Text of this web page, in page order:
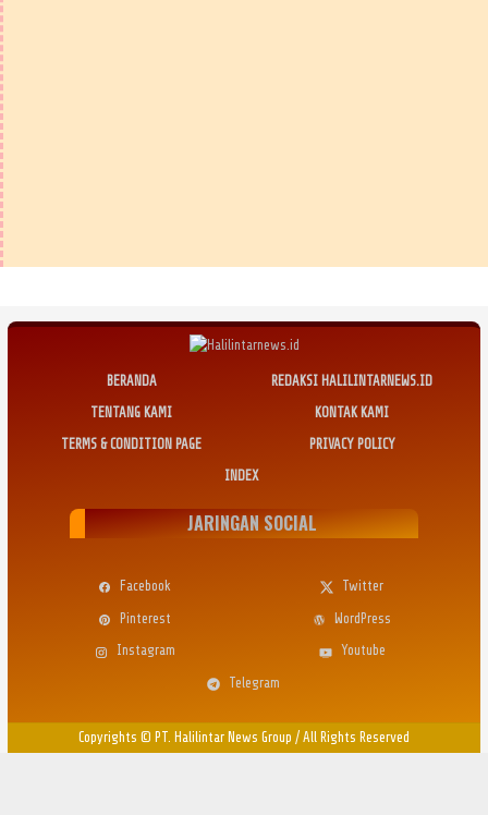
BERANDA
REDAKSI HALILINTARNEWS.ID
TENTANG KAMI
KONTAK KAMI
TERMS & CONDITION PAGE
PRIVACY POLICY
INDEX
JARINGAN SOCIAL
Facebook
Twitter
Pinterest
WordPress
Instagram
Youtube
Telegram
Copyrights © PT. Halilintar News Group / All Rights Reserved